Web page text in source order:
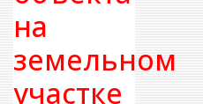
на
земельном
участке